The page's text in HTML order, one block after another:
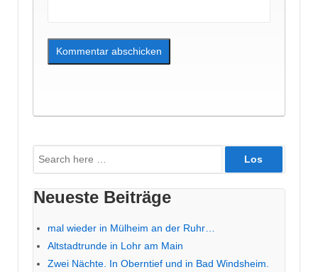
Suche
nach:
Neueste Beiträge
mal wieder in Mülheim an der Ruhr…
Altstadtrunde in Lohr am Main
Zwei Nächte. In Oberntief und in Bad Windsheim.